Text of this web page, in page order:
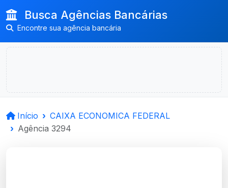
Busca Agências Bancárias
Encontre sua agência bancária
Início
CAIXA ECONOMICA FEDERAL
Agência 3294